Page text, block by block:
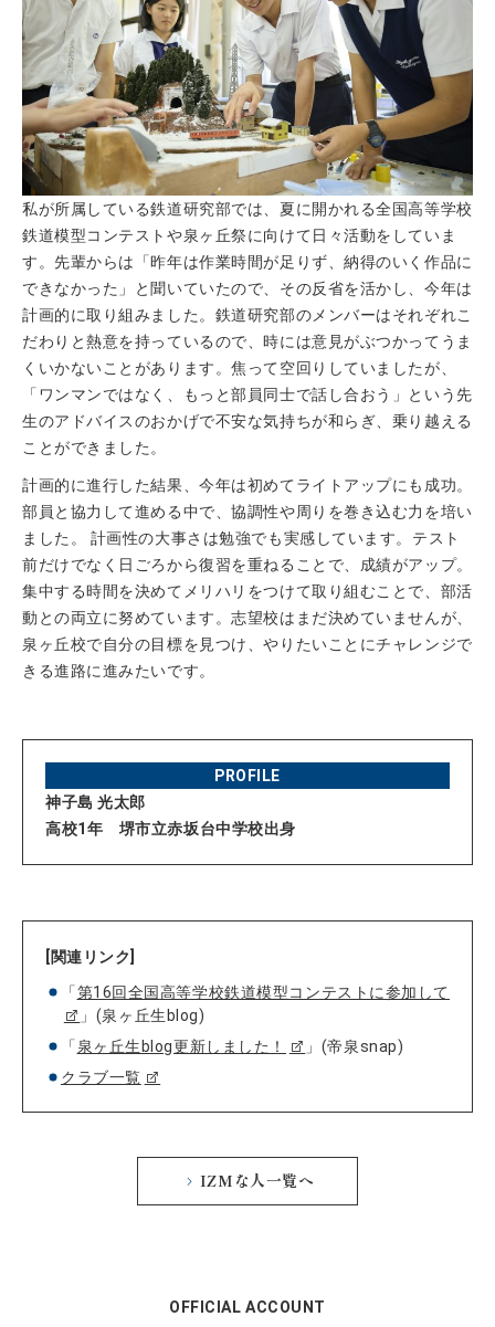
私が所属している鉄道研究部では、夏に開かれる全国高等学校
鉄道模型コンテストや泉ヶ丘祭に向けて日々活動をしていま
す。先輩からは「昨年は作業時間が足りず、納得のいく作品に
できなかった」と聞いていたので、その反省を活かし、今年は
計画的に取り組みました。鉄道研究部のメンバーはそれぞれこ
だわりと熱意を持っているので、時には意見がぶつかってうま
くいかないことがあります。焦って空回りしていましたが、
「ワンマンではなく、もっと部員同士で話し合おう」という先
生のアドバイスのおかげで不安な気持ちが和らぎ、乗り越える
ことができました。
計画的に進行した結果、今年は初めてライトアップにも成功。
部員と協力して進める中で、協調性や周りを巻き込む力を培い
ました。 計画性の大事さは勉強でも実感しています。テスト
前だけでなく日ごろから復習を重ねることで、成績がアップ。
集中する時間を決めてメリハリをつけて取り組むことで、部活
動との両立に努めています。志望校はまだ決めていませんが、
泉ヶ丘校で自分の目標を見つけ、やりたいことにチャレンジで
きる進路に進みたいです。
PROFILE
神子島 光太郎
高校1年 堺市立赤坂台中学校出身
[関連リンク]
「第16回全国高等学校鉄道模型コンテストに参加して
」(泉ヶ丘生blog)
「 泉ヶ丘生blog更新しました！
」(帝泉snap)
クラブ一覧
IZMな人一覧へ
OFFICIAL ACCOUNT